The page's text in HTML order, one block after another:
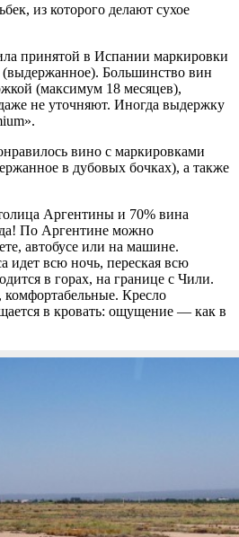
из которого делают сухое
принятой в Испании маркировки
(выдержанное). Большинство вин
(максимум 18 месяцев),
не уточняют. Иногда выдержку
вино с маркировками
в дубовых бочках), а также
Аргентины и 70% вина
По Аргентине можно
автобусе или на машине.
идет всю ночь, переская всю
в горах, на границе с Чили.
комфортабельные. Кресло
в кровать: ощущение — как в